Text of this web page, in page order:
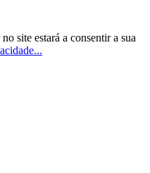
site estará a consentir a sua